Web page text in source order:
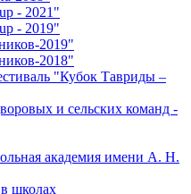
- 2021"
- 2019"
2019"
2018"
"Кубок Тавриды –
и сельских команд -
академия имени А. Н.
школах